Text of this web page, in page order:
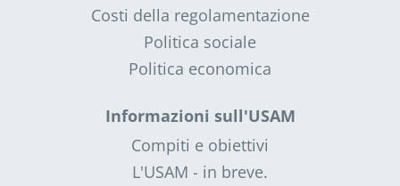
Costi della regolamentazione
Politica sociale
Politica economica
Informazioni sull'USAM
Compiti e obiettivi
L'USAM - in breve.